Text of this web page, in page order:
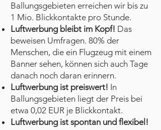
Ballungsgebieten erreichen wir bis zu
1 Mio. Blickkontakte pro Stunde.
Luftwerbung bleibt im Kopf! Das
beweisen Umfragen. 80% der
Menschen, die ein Flugzeug mit einem
Banner sehen, können sich auch Tage
danach noch daran erinnern.
Luftwerbung ist preiswert! In
Ballungsgebieten liegt der Preis bei
etwa 0,02 EUR je Blickkontakt.
Luftwerbung ist spontan und flexibel!